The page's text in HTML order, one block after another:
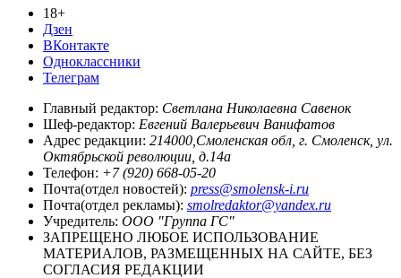
18+
Дзен
ВКонтакте
Одноклассники
Телеграм
Главный редактор: Светлана Николаевна Савенок
Шеф-редактор: Евгений Валерьевич Ванифатов
Адрес редакции: 214000,Смоленская обл, г. Смоленск, ул.
Октябрьской революции, д.14а
Телефон: +7 (920) 668-05-20
Почта(отдел новостей): press@smolensk-i.ru
Почта(отдел рекламы): smolredaktor@yandex.ru
Учредитель: ООО "Группа ГС"
ЗАПРЕЩЕНО ЛЮБОЕ ИСПОЛЬЗОВАНИЕ
МАТЕРИАЛОВ, РАЗМЕЩЕННЫХ НА САЙТЕ, БЕЗ
СОГЛАСИЯ РЕДАКЦИИ